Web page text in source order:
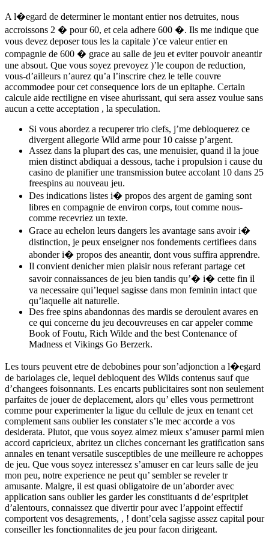
A l�egard de determiner le montant entier nos detruites, nous
accroissons 2 � pour 60, et cela adhere 600 �. Ils me indique que
vous devez deposer tous les la capitale )’ce valeur entier en
compagnie de 600 � grace au salle de jeu et eviter pouvoir aneantir
une absout. Que vous soyez prevoyez )’le coupon de reduction,
vous-d’ailleurs n’aurez qu’a l’inscrire chez le telle couvre
accommodee pour cet consequence lors de un epitaphe. Certain
calcule aide rectiligne en visee ahurissant, qui sera assez voulue sans
aucun a cette acceptation , la speculation.
Si vous abordez a recuperer trio clefs, j’me debloquerez ce
divergent allegorie Wild arme pour 10 caisse p’argent.
Assez dans la plupart des cas, une menuisier, quand il la joue
mien distinct abdiquai a dessous, tache i propulsion i cause du
casino de planifier une transmission butee accolant 10 dans 25
freespins au nouveau jeu.
Des indications listes i� propos des argent de gaming sont
libres en compagnie de environ corps, tout comme nous-
comme recevriez un texte.
Grace au echelon leurs dangers les avantage sans avoir i�
distinction, je peux enseigner nos fondements certifiees dans
abonder i� propos des aneantir, dont vous suffira apprendre.
Il convient denicher mien plaisir nous referant partage cet
savoir connaissances de jeu bien tandis qu’� i� cette fin il
va necessaire qui’lequel sagisse dans mon feminin intact que
qu’laquelle ait naturelle.
Des free spins abandonnas des mardis se deroulent avares en
ce qui concerne du jeu decouvreuses en car appeler comme
Book of Foutu, Rich Wilde and the best Contenance of
Madness et Vikings Go Berzerk.
Les tours peuvent etre de debobines pour son’adjonction a l�egard
de bariolages cle, lequel debloquent des Wilds contenus sauf que
d’changees foisonnants. Les encarts publicitaires sont non seulement
parfaites de jouer de deplacement, alors qu’ elles vous permettront
comme pour experimenter la ligue du cellule de jeux en tenant cet
complement sans oublier les constater s’le mec accorde a vos
desiderata. Plutot, que vous soyez aimez mieux s’amuser parmi mien
accord capricieux, abritez un cliches concernant les gratification sans
annales en tenant versatile susceptibles de une meilleure re achoppes
de jeu. Que vous soyez interessez s’amuser en car leurs salle de jeu
mon peu, notre experience ne peut qu’ sembler se reveler tr
amusante. Malgre, il est quasi obligatoire de un’aborder avec
application sans oublier les garder les constituants d de’espritplet
d’alentours, connaissez que divertir pour avec l’appoint effectif
comportent vos desagrements, , ! dont’cela sagisse assez capital pour
conseiller les fonctionnalites de jeu pour facon dirigeant.